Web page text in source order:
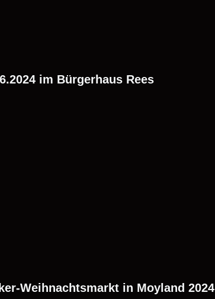
im Bürgerhaus Rees
Weihnachtsmarkt in Moyland 2024